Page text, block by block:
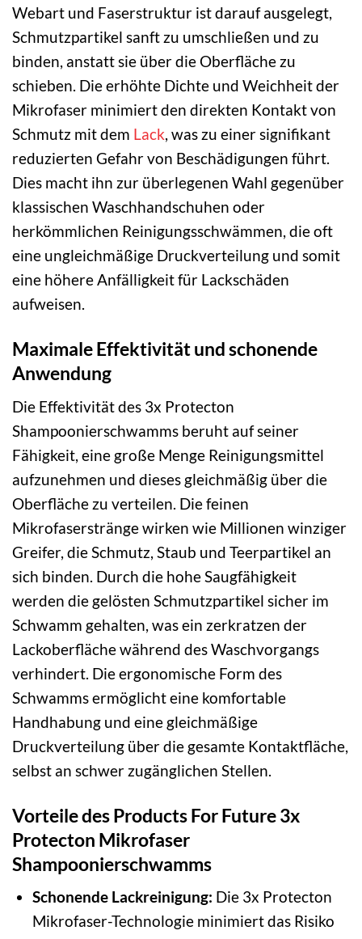
Webart und Faserstruktur ist darauf ausgelegt,
Schmutzpartikel sanft zu umschließen und zu
binden, anstatt sie über die Oberfläche zu
schieben. Die erhöhte Dichte und Weichheit der
Mikrofaser minimiert den direkten Kontakt von
Schmutz mit dem Lack, was zu einer signifikant
reduzierten Gefahr von Beschädigungen führt.
Dies macht ihn zur überlegenen Wahl gegenüber
klassischen Waschhandschuhen oder
herkömmlichen Reinigungsschwämmen, die oft
eine ungleichmäßige Druckverteilung und somit
eine höhere Anfälligkeit für Lackschäden
aufweisen.
Maximale Effektivität und schonende
Anwendung
Die Effektivität des 3x Protecton
Shampoonierschwamms beruht auf seiner
Fähigkeit, eine große Menge Reinigungsmittel
aufzunehmen und dieses gleichmäßig über die
Oberfläche zu verteilen. Die feinen
Mikrofaserstränge wirken wie Millionen winziger
Greifer, die Schmutz, Staub und Teerpartikel an
sich binden. Durch die hohe Saugfähigkeit
werden die gelösten Schmutzpartikel sicher im
Schwamm gehalten, was ein zerkratzen der
Lackoberfläche während des Waschvorgangs
verhindert. Die ergonomische Form des
Schwamms ermöglicht eine komfortable
Handhabung und eine gleichmäßige
Druckverteilung über die gesamte Kontaktfläche,
selbst an schwer zugänglichen Stellen.
Vorteile des Products For Future 3x
Protecton Mikrofaser
Shampoonierschwamms
Schonende Lackreinigung: Die 3x Protecton
Mikrofaser-Technologie minimiert das Risiko